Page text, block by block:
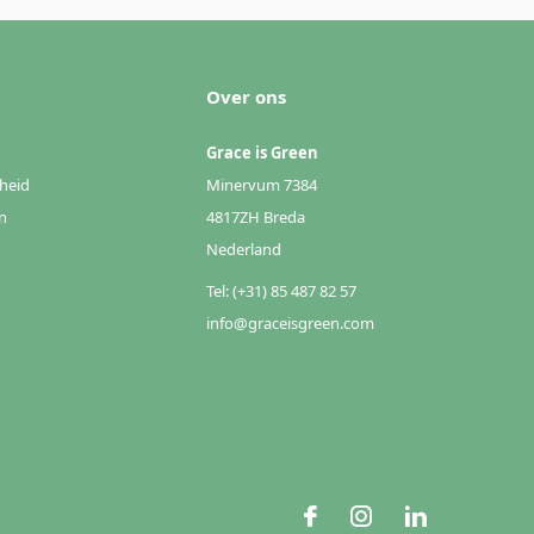
Over ons
Grace is Green
Minervum 7384
4817ZH Breda
Nederland
Tel: (+31) 85 487 82 57
info@graceisgreen.com